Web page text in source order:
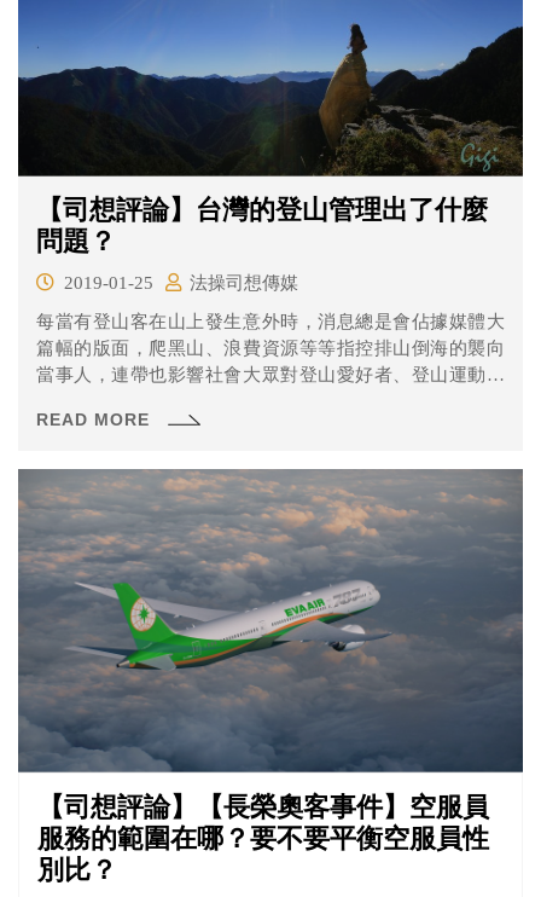
【司想評論】台灣的登山管理出了什麼
問題？
2019-01-25
法操司想傳媒
每當有登山客在山上發生意外時，消息總是會佔據媒體大
篇幅的版面，爬黑山、浪費資源等等指控排山倒海的襲向
當事人，連帶也影響社會大眾對登山愛好者、登山運動的
籤，認為因為大部分的人，包含法令規範都不了解登山運
題出在哪裡呢？以下初步討論幾個爭議點，大家一起來思
考看看到底怎麼做會比較好吧！
READ MORE
【司想評論】【長榮奧客事件】空服員
服務的範圍在哪？要不要平衡空服員性
別比？